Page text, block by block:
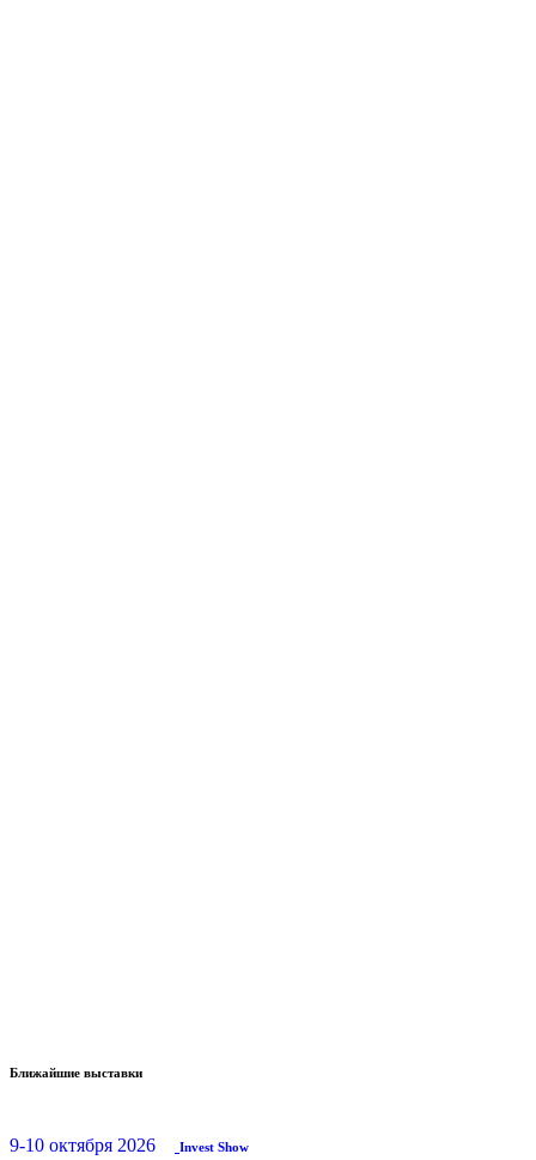
Ближайшие выставки
9-10 октября 2026 Invest Show